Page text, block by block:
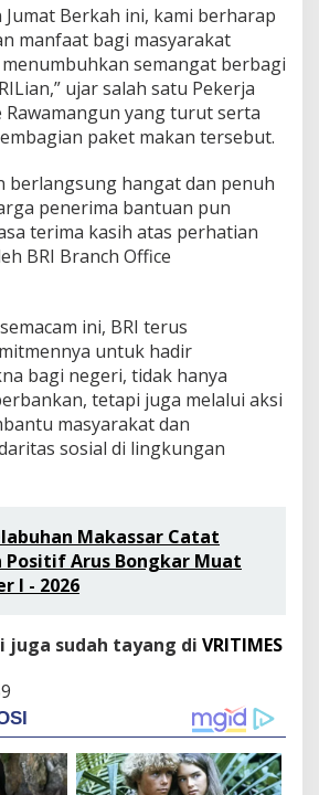
n
t
u
k
M
a
s
r
a
k
a
k
i
t
a
r
Berkah ini, kami berharap
manfaat bagi masyarakat
semangat berbagi
ujar salah satu Pekerja
Rawamangun yang turut serta
paket makan tersebut.
berlangsung hangat dan penuh
penerima bantuan pun
terima kasih atas perhatian
BRI Branch Office
ini, BRI terus
untuk hadir
bagi negeri, tidak hanya
tetapi juga melalui aksi
masyarakat dan
sosial di lingkungan
Makassar Catat
Positif Arus Bongkar Muat
I - 2026
juga sudah tayang di VRITIMES